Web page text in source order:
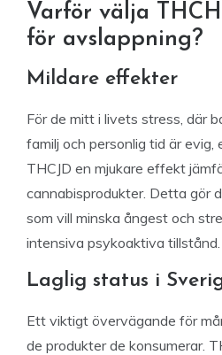
Varför välja
för avslappning?
Mildare effekter
För de mitt i livets stress, där
familj och personlig tid är evig,
THCJD en mjukare effekt
cannabisprodukter. Detta gör
som vill minska ångest och
intensiva psykoaktiva tillstånd.
Laglig status i
Ett viktigt övervägande för
de produkter de konsumerar.